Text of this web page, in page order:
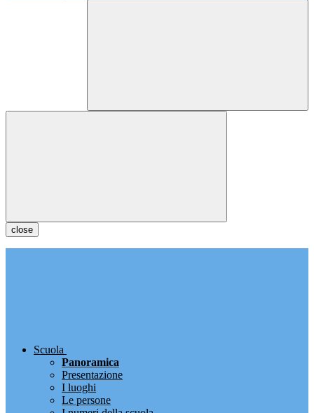
close
Scuola
Panoramica
Presentazione
I luoghi
Le persone